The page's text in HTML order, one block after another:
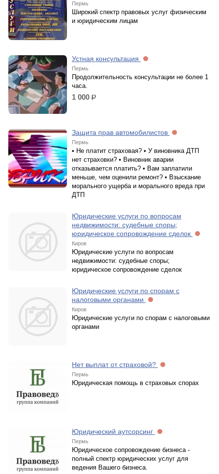
Пермь
Широкий спектр правовых услуг физическим
и юридическим лицам
Устная консультация
Пермь
Продолжительность консультации не более 1
часа.
1 000 р.
Защита прав автомобилистов
Пермь
• Не платит страховая? • У виновника ДТП
нет страховки? • Виновник аварии
отказывается платить? • Вам заплатили
меньше, чем оценили ремонт? • Взыскание
морального ущерба и морального вреда при
ДТП
Юридические услуги по вопросам
недвижимости: судебные споры;
юридическое сопровождение сделок
Киров
Юридические услуги по вопросам
недвижимости: судебные споры;
юридическое сопровождение сделок
Юридические услуги по спорам с
налоговыми органами
Киров
Юридические услуги по спорам с налоговыми
органами
Нет выплат от страховой?
Пермь
Юридическая помощь в страховых спорах
Юридический аутсорсинг
Пермь
Юридическое сопровождение бизнеса -
полный спектр юридических услуг для
ведения Вашего бизнеса.